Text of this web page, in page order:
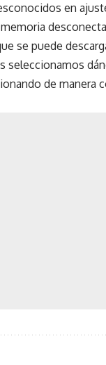
en
se puede
seleccionamos
de manera